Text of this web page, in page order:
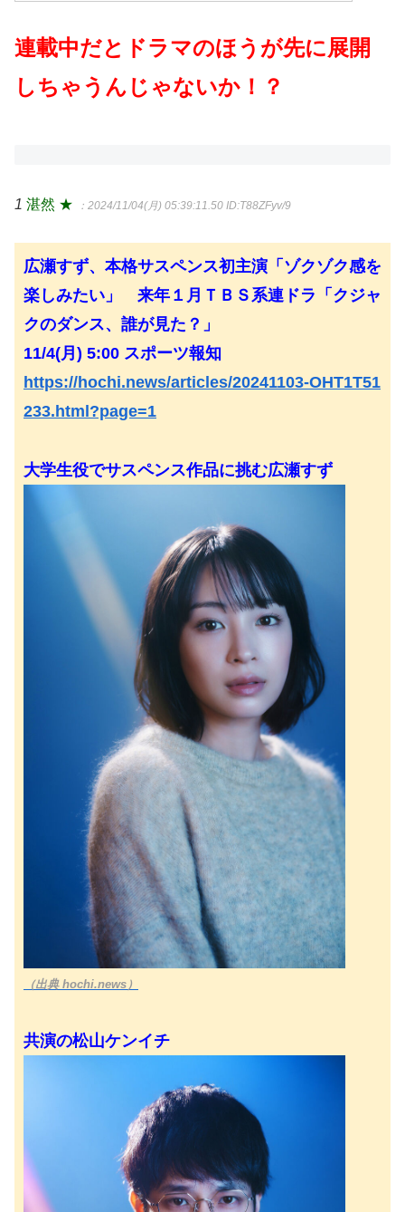
連載中だとドラマのほうが先に展開
しちゃうんじゃないか！？
1 湛然 ★ ：2024/11/04(月) 05:39:11.50 ID:T88ZFyv/9
広瀬すず、本格サスペンス初主演「ゾクゾク感を
楽しみたい」 来年１月ＴＢＳ系連ドラ「クジャ
クのダンス、誰が見た？」
11/4(月) 5:00 スポーツ報知
https://hochi.news/articles/20241103-OHT1T51
233.html?page=1
大学生役でサスペンス作品に挑む広瀬すず
（出典 hochi.news）
共演の松山ケンイチ